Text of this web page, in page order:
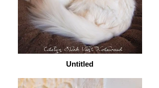
Untitled